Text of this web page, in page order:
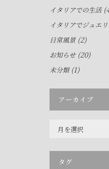
イタリアでの生活
イタリアでジュエ
日常風景(2)
お知らせ(20)
未分類(1)
アーカイブ
タグ